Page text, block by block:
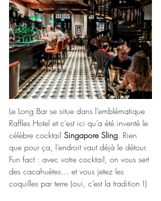
Le Long Bar se situe dans l’emblématique
Raffles Hotel et c’est ici qu’a été inventé le
célèbre cocktail Singapore Sling. Rien
que pour ça, l’endroit vaut déjà le détour.
Fun fact : avec votre cocktail, on vous sert
des cacahuètes… et vous jetez les
coquilles par terre (oui, c’est la tradition !)